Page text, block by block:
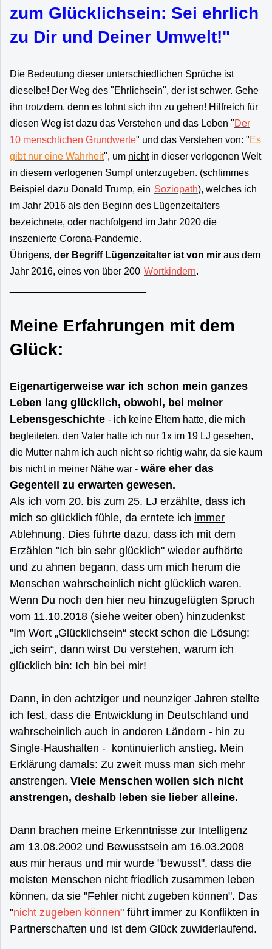
zum Glücklichsein: Sei ehrlich
zu Dir und Deiner Umwelt!"
Die Bedeutung dieser unterschiedlichen Sprüche ist
dieselbe! Der Weg des "Ehrlichsein", der ist schwer. Gehe
ihn trotzdem, denn es lohnt sich ihn zu gehen! Hilfreich für
diesen Weg ist dazu das Verstehen und das Leben "Der
10 menschlichen Grundwerte" und das Verstehen von: "Es
gibt nur eine Wahrheit", um nichtin dieser verlogenen Welt
in diesem verlogenen Sumpf unterzugeben. (schlimmes
Beispiel dazu Donald Trump, ein Soziopath), welches ich
im Jahr 2016 als den Beginn des Lügenzeitalters
bezeichnete, oder nachfolgend im Jahr 2020 die
inszenierte Corona-Pandemie.
Übrigens, der Begriff Lügenzeitalter ist von mir aus dem
Jahr 2016, eines von über 200 Wortkindern.
Meine Erfahrungen mit dem
Glück:
Eigenartigerweise war ich schon mein ganzes
Leben lang glücklich, obwohl, bei meiner
Lebensgeschichte - ich keine Eltern hatte, die mich
begleiteten, den Vater hatte ich nur 1x im 19 LJ gesehen,
die Mutter nahm ich auch nicht so richtig wahr, da sie kaum
bis nicht in meiner Nähe war - wäre eher das
Gegenteil zu erwarten gewesen.
Als ich vom 20. bis zum 25. LJ erzählte, dass ich
mich so glücklich fühle, da erntete ich immer
Ablehnung. Dies führte dazu, dass ich mit dem
Erzählen "Ich bin sehr glücklich" wieder aufhörte
und zu ahnen begann, dass um mich herum die
Menschen wahrscheinlich nicht glücklich waren.
Wenn Du noch den hier neu hinzugefügten Spruch
vom 11.10.2018 (siehe weiter oben) hinzudenkst
"Im Wort „Glücklichsein“ steckt schon die Lösung:
„ich sein“, dann wirst Du verstehen, warum ich
glücklich bin: Ich bin bei mir!
Dann, in den achtziger und neunziger Jahren stellte
ich fest, dass die Entwicklung in Deutschland und
wahrscheinlich auch in anderen Ländern - hin zu
Single-Haushalten - kontinuierlich anstieg. Mein
Erklärung damals: Zu zweit muss man sich mehr
anstrengen. Viele Menschen wollen sich nicht
anstrengen, deshalb leben sie lieber alleine.
Dann brachen meine Erkenntnisse zur Intelligenz
am 13.08.2002 und Bewusstsein am 16.03.2008
aus mir heraus und mir wurde "bewusst", dass die
meisten Menschen nicht friedlich zusammen leben
können, da sie "Fehler nicht zugeben können". Das
"nicht zugeben können" führt immer zu Konflikten in
Partnerschaften und ist dem Glück zuwiderlaufend.